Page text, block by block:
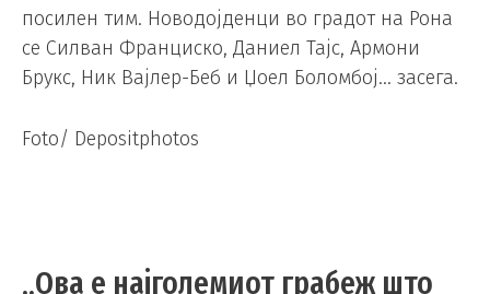
посилен тим. Новодојденци во градот на Рона
се Силван Франциско, Даниел Тајс, Армони
Брукс, Ник Вајлер-Беб и Џоел Боломбој… засега.
Foto/ Depositphotos
„Ова е најголемиот грабеж што